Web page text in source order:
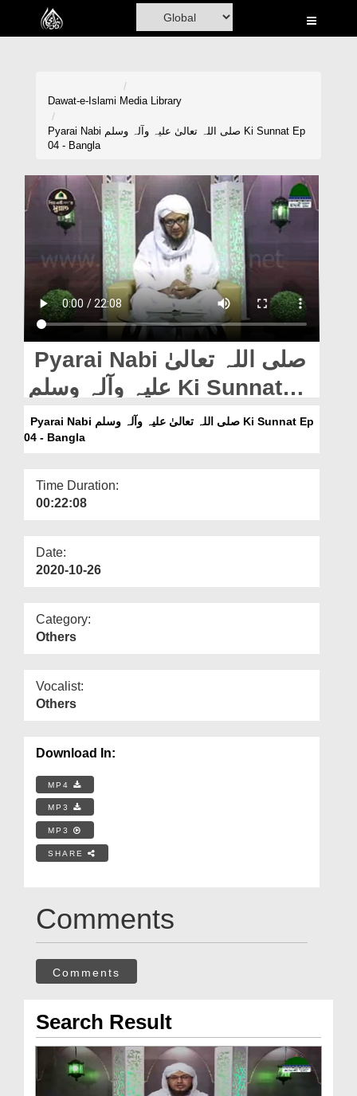
Home
Madani Channel
Volunteer Portal
Rohani Ilaj
Donation
Magazine
Departments
Our Websites
More
Dawat-e-Islami Media Library
Pyarai Nabi صلی اللہ تعالیٰ علیہ وآلہ وسلم Ki Sunnat Ep
04 - Bangla
Pyarai Nabi صلی اللہ تعالیٰ
علیہ وآلہ وسلم Ki Sunnat
Ep 04 - Bangla
Pyarai Nabi صلی اللہ تعالیٰ علیہ وآلہ وسلم Ki Sunnat Ep
04 - Bangla
Time Duration:
00:22:08
Date:
2020-10-26
Category:
Others
Vocalist:
Others
Download In:
MP4
MP3
MP3
SHARE
Comments
Comments
Search Result